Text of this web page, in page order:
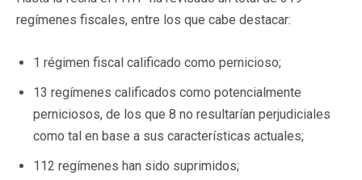
regímenes fiscales, entre los que cabe destacar:
1 régimen fiscal calificado como pernicioso;
13 regímenes calificados como potencialmente
perniciosos, de los que 8 no resultarían perjudiciales
como tal en base a sus características actuales;
112 regímenes han sido suprimidos;